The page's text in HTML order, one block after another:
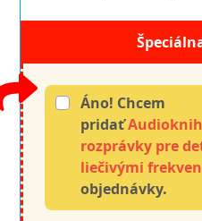
Áno! Chcem
pridať
rozprávky pre
liečivými
objednávky.